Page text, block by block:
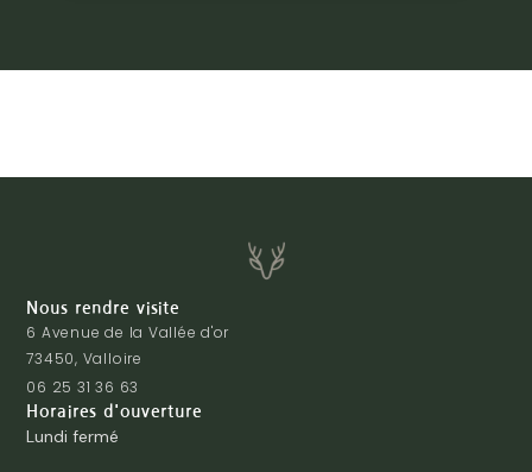
Nous rendre visite
6 Avenue de la Vallée d'or
73450, Valloire
06 25 31 36 63
Horaires d'ouverture
Lundi fermé